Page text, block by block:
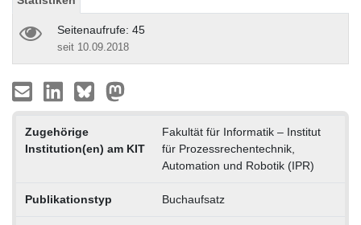
Seitenaufrufe: 45
seit 10.09.2018
Zugehörige
Institution(en) am KIT
Fakultät für Informatik – Institut
für Prozessrechentechnik,
Automation und Robotik (IPR)
Publikationstyp Buchaufsatz